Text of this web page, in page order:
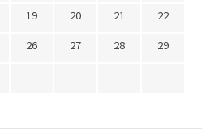
19 20 21
22
26 27 28
29